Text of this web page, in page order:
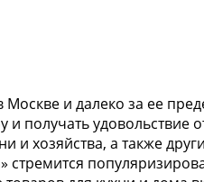
и далеко за ее
получать удовольствие
и хозяйства, а также